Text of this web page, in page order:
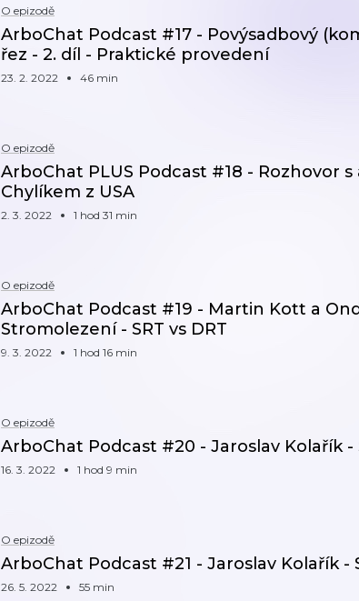
O epizodě
ArboChat Podcast #17 - Povýsadbový
řez - 2. díl - Praktické provedení
23. 2. 2022 46 min
O epizodě
ArboChat PLUS Podcast #18 - Rozhovor
Chylíkem z USA
2. 3. 2022 1 hod 31 min
O epizodě
ArboChat Podcast #19 - Martin Kott a
Stromolezení - SRT vs DRT
9. 3. 2022 1 hod 16 min
O epizodě
ArboChat Podcast #20 - Jaroslav Kolařík -
16. 3. 2022 1 hod 9 min
O epizodě
ArboChat Podcast #21 - Jaroslav Kolařík -
26. 5. 2022 55 min